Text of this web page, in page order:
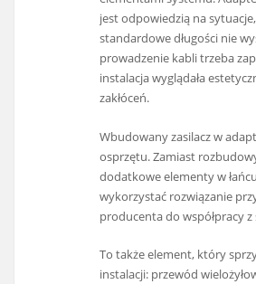
jest odpowiedzią na
standardowe długości nie
prowadzenie kabli trzeba
instalacja wyglądała
zakłóceń.
Wbudowany zasilacz w
osprzętu. Zamiast
dodatkowe elementy w
wykorzystać rozwiązanie
producenta do współpracy
To także element, który
instalacji: przewód